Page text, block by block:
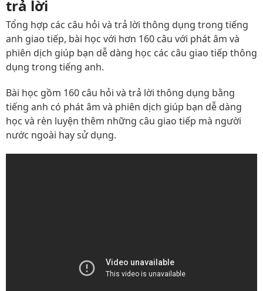
trả lời
Tổng hợp các câu hỏi và trả lời thông dụng trong tiếng
anh giao tiếp, bài học với hơn 160 câu với phát âm và
phiên dịch giúp bạn dễ dàng học các câu giao tiếp thông
dụng trong tiếng anh.
Bài học gồm 160 câu hỏi và trả lời thông dụng bằng
tiếng anh có phát âm và phiên dịch giúp bạn dễ dàng
học và rèn luyện thêm những câu giao tiếp mà người
nước ngoài hay sử dụng.